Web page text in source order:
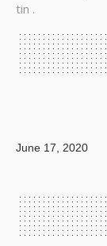
tin .
June 17, 2020